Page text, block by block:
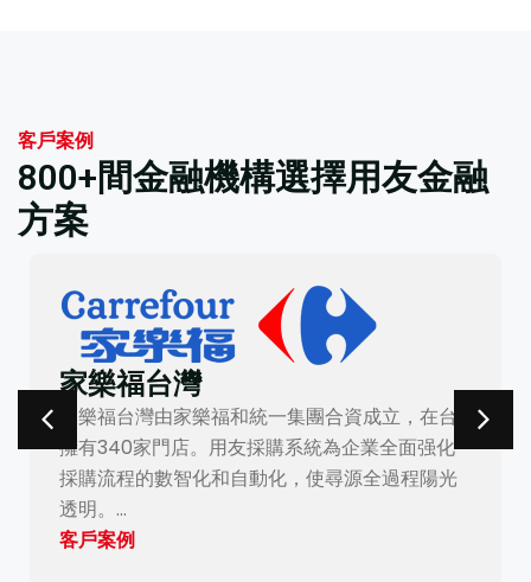
客戶案例
800+間金融機構選擇用友金融
方案
家樂福台灣
家樂福台灣由家樂福和統一集團合資成立，在台
擁有340家門店。用友採購系統為企業全面强化
採購流程的數智化和自動化，使尋源全過程陽光
透明。…
客戶案例